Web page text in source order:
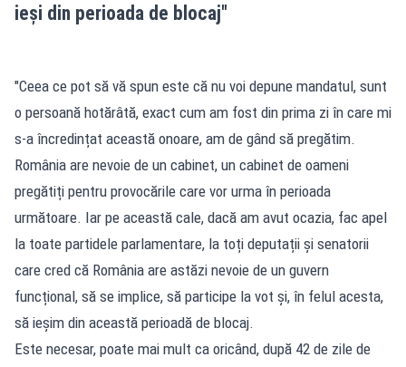
ieși din perioada de blocaj"
"Ceea ce pot să vă spun este că nu voi depune mandatul, sunt
o persoană hotărâtă, exact cum am fost din prima zi în care mi
s-a încredințat această onoare, am de gând să pregătim.
România are nevoie de un cabinet, un cabinet de oameni
pregătiți pentru provocările care vor urma în perioada
următoare. Iar pe această cale, dacă am avut ocazia, fac apel
la toate partidele parlamentare, la toți deputații și senatorii
care cred că România are astăzi nevoie de un guvern
funcțional, să se implice, să participe la vot și, în felul acesta,
să ieșim din această perioadă de blocaj.
Este necesar, poate mai mult ca oricând, după 42 de zile de